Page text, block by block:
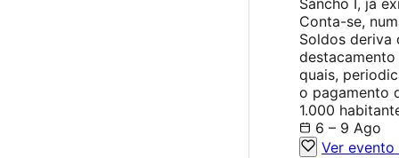
Sancho I, já
Conta-se,
Soldos deriva
quais,
o pagamento
1.000
6 – 9 Ago
Ver